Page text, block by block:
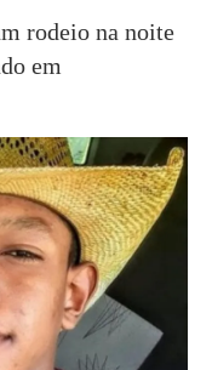
rodeio na noite
em